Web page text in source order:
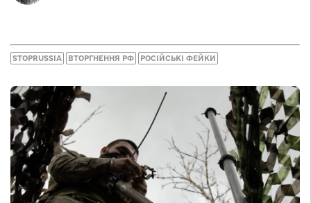
STOPRUSSIA ВТОРГНЕННЯ РФ РОСІЙСЬКІ ФЕЙКИ